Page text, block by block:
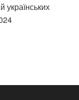
українських